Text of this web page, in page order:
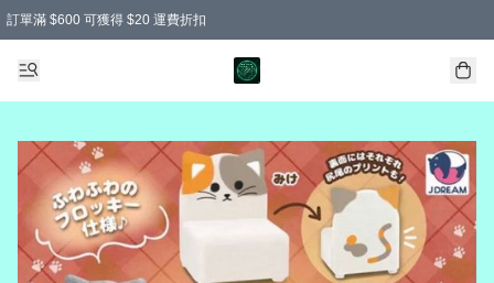
訂單滿 $600 可獲得 $20 運費折扣